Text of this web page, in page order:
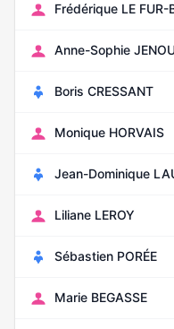
Frédérique LE FUR-
Anne-Sophie
Boris CRESSANT
Monique HORVAIS
Jean-Dominique
Liliane LEROY
Sébastien PORÉE
Marie BEGASSE